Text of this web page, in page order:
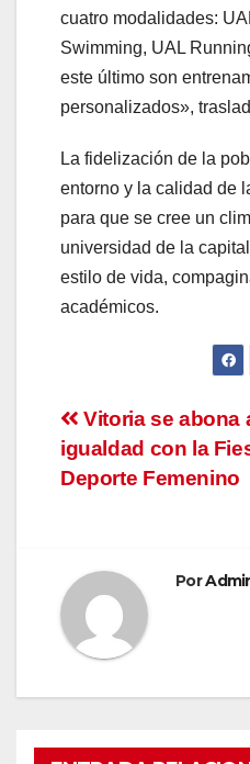
cuatro modalidades:
Swimming, UAL
este último son
personalizados»,
La fidelización de la
entorno y la calidad de
para que se cree un
universidad de la
estilo de vida,
académicos.
de
Vitoria se abona
igualdad con la
Deporte Femenino
Por